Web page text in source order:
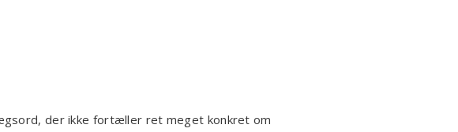
der ikke fortæller ret meget konkret om